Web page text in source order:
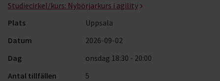
Studiecirkel/kurs: Nybörjarkurs i agility
Plats
Uppsala
Datum
2026-09-02
Dag
onsdag 18:30 - 20:00
Antal tillfällen
5